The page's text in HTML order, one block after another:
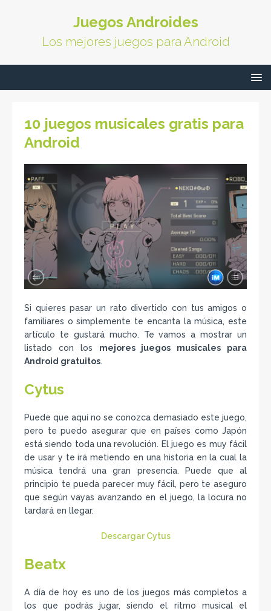
Juegos Androides
Los mejores juegos para Android
10 juegos musicales gratis para
Android
Si quieres pasar un rato divertido con tus amigos o
familiares o simplemente te encanta la música, este
artículo te gustará mucho. Te vamos a mostrar un
listado con los mejores juegos musicales para
Android gratuitos.
Cytus
Puede que aquí no se conozca demasiado este juego,
pero te puedo asegurar que en países como Japón
está siendo toda una revolución. El juego es muy fácil
de usar y te irá metiendo en una historia en la cual la
música tendrá una gran presencia. Puede que al
principio te pueda parecer muy fácil, pero te aseguro
que según vayas avanzando en el juego, la locura no
tardará en llegar.
Descargar Cytus
Beatx
A día de hoy es uno de los juegos más completos a
los que podrás jugar, siendo el ritmo musical el